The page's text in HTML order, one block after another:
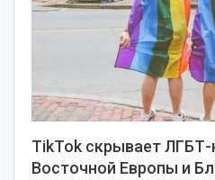
TikTok скрывает ЛГБТ-
Восточной Европы и